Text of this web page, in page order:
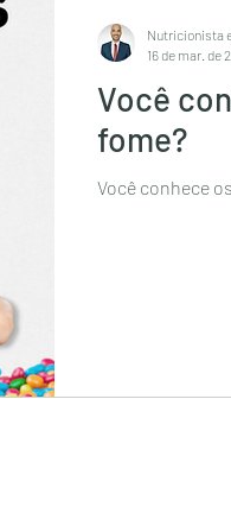
Você
fome?
Você conhece
Nutricionista
16 de mar. de